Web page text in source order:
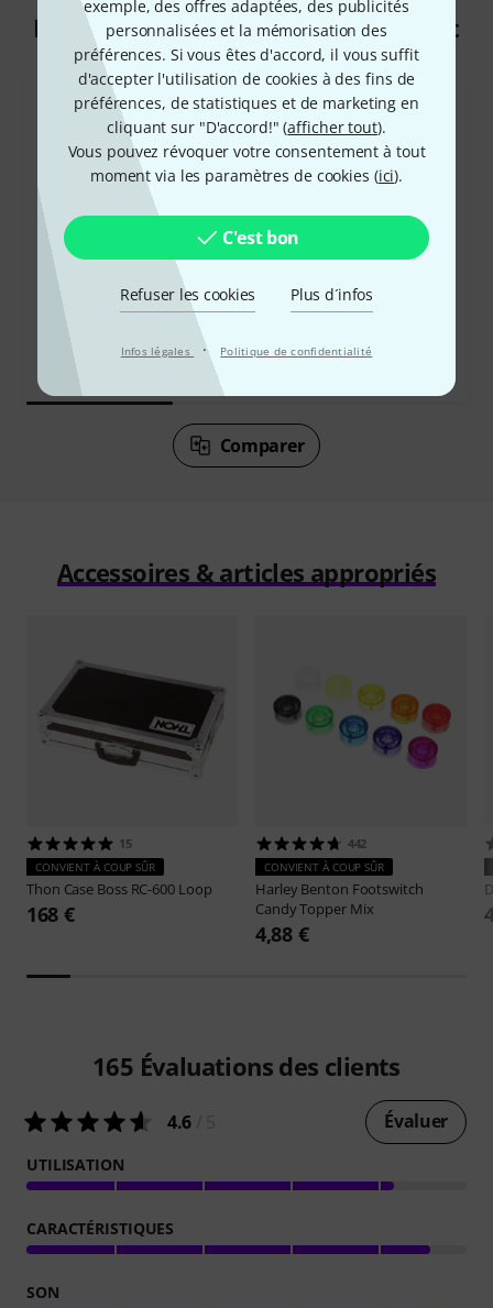
exemple, des offres adaptées, des publicités
personnalisées et la mémorisation des
préférences. Si vous êtes d'accord, il vous suffit
d'accepter l'utilisation de cookies à des fins de
préférences, de statistiques et de marketing en
cliquant sur "D'accord!" (afficher tout).
Vous pouvez révoquer votre consentement à tout
moment via les paramètres de cookies (ici).
C'est bon
Refuser les cookies Plus d´infos
Infos légales · Politique de confidentialité
Les clients qui ont regardé ce produit
ont acheté ceci
63%
ONT ACHETÉ
468 €
9%
ONT ACHETÉ
288 €
Comparer
Accessoires & articles appropriés
15
CONVIENT À COUP SÛR
Thon Case Boss RC-600 Loop
168 €
442
CONVIENT À COUP SÛR
Harley Benton Footswitch
Candy Topper Mix
4,88 €
165 Évaluations des clients
4.6 Évaluer
UTILISATION
CARACTÉRISTIQUES
SON